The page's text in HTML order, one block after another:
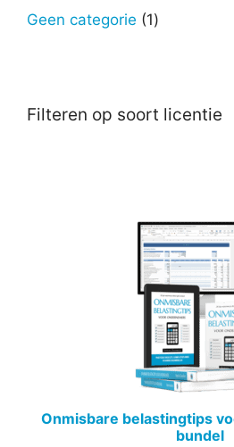
producten
Geen categorie 11
Filteren op soort licentie
Onmisbare belastingtips
bundel